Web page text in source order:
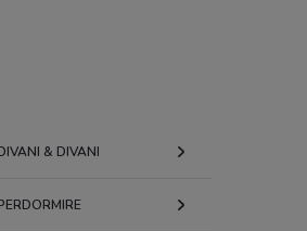
& DIVANI